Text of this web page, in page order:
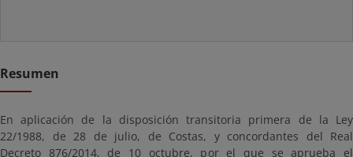
Resumen
En aplicación de la disposición transitoria primera de la Ley
22/1988, de 28 de julio, de Costas, y concordantes del Real
Decreto 876/2014, de 10 octubre, por el que se aprueba el